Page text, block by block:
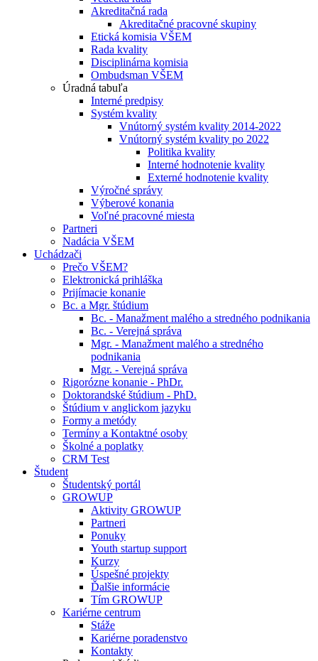
Akreditačná rada
Akreditačné pracovné skupiny
Etická komisia VŠEM
Rada kvality
Disciplinárna komisia
Ombudsman VŠEM
Úradná tabuľa
Interné predpisy
Systém kvality
Vnútorný systém kvality 2014-2022
Vnútorný systém kvality po 2022
Politika kvality
Interné hodnotenie kvality
Externé hodnotenie kvality
Výročné správy
Výberové konania
Voľné pracovné miesta
Partneri
Nadácia VŠEM
Uchádzači
Prečo VŠEM?
Elektronická prihláška
Prijímacie konanie
Bc. a Mgr. štúdium
Bc. - Manažment malého a stredného podnikania
Bc. - Verejná správa
Mgr. - Manažment malého a stredného
podnikania
Mgr. - Verejná správa
Rigorózne konanie - PhDr.
Doktorandské štúdium - PhD.
Štúdium v anglickom jazyku
Formy a metódy
Termíny a Kontaktné osoby
Školné a poplatky
CRM Test
Študent
Študentský portál
GROWUP
Aktivity GROWUP
Partneri
Ponuky
Youth startup support
Kurzy
Úspešné projekty
Ďalšie informácie
Tím GROWUP
Kariérne centrum
Stáže
Kariérne poradenstvo
Kontakty